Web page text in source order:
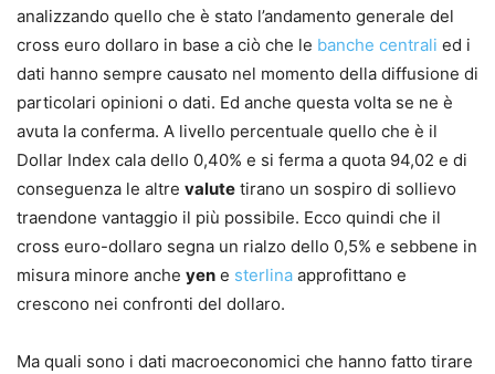
analizzando quello che è stato l’andamento generale del
cross euro dollaro in base a ciò che le banche centrali ed i
dati hanno sempre causato nel momento della diffusione di
particolari opinioni o dati. Ed anche questa volta se ne è
avuta la conferma. A livello percentuale quello che è il
Dollar Index cala dello 0,40% e si ferma a quota 94,02 e di
conseguenza le altre valute tirano un sospiro di sollievo
traendone vantaggio il più possibile. Ecco quindi che il
cross euro-dollaro segna un rialzo dello 0,5% e sebbene in
misura minore anche yen e sterlina approfittano e
crescono nei confronti del dollaro.
Ma quali sono i dati macroeconomici che hanno fatto tirare